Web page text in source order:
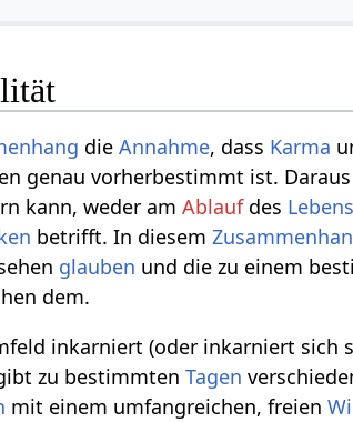
dieAnnahme, dass Karma
genau vorherbestimmt ist.
kann, weder amAblaufdes Lebens
betrifft. In diesem
glauben und die zu einem
dem.
inkarniert (oder inkarniert sich
zu bestimmtenTagen
mit einem umfangreichen, freien